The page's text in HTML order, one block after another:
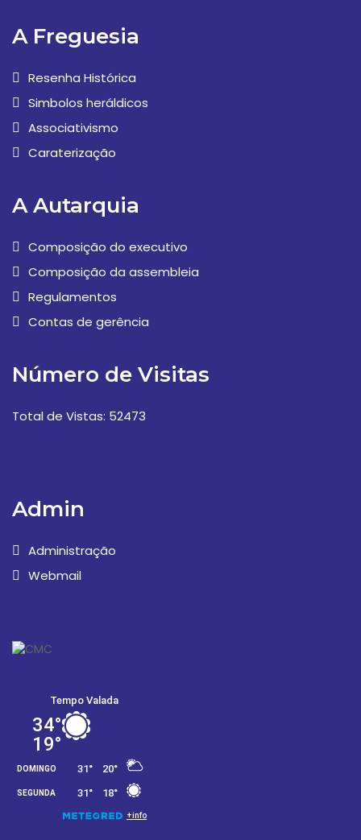
A Freguesia
Resenha Histórica
Simbolos heráldicos
Associativismo
Caraterização
A Autarquia
Composição do executivo
Composição da assembleia
Regulamentos
Contas de gerência
Número de Visitas
Total de Vistas: 52473
Admin
Administração
Webmail